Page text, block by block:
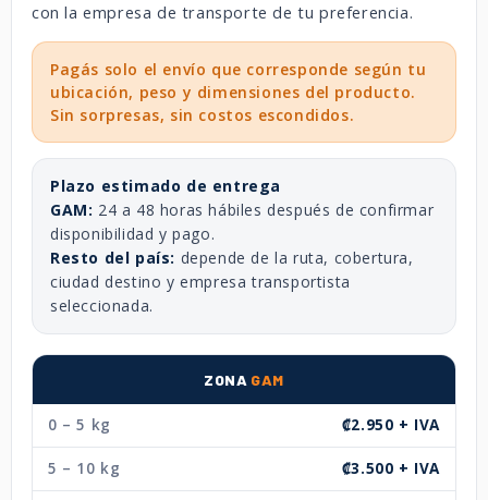
con la empresa de transporte de tu preferencia.
Pagás solo el envío que corresponde según tu
ubicación, peso y dimensiones del producto.
Sin sorpresas, sin costos escondidos.
Plazo estimado de entrega
GAM: 24 a 48 horas hábiles después de confirmar
disponibilidad y pago.
Resto del país: depende de la ruta, cobertura,
ciudad destino y empresa transportista
seleccionada.
ZONA GAM
0 – 5 kg ₡2.950 + IVA
5 – 10 kg ₡3.500 + IVA